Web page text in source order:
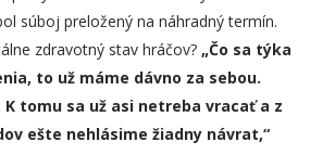
súboj preložený na náhradný termín.
zdravotný stav hráčov? „Čo sa týka
, to už máme dávno za sebou.
tomu sa už asi netreba vracať a z
ešte nehlásime žiadny návrat,“